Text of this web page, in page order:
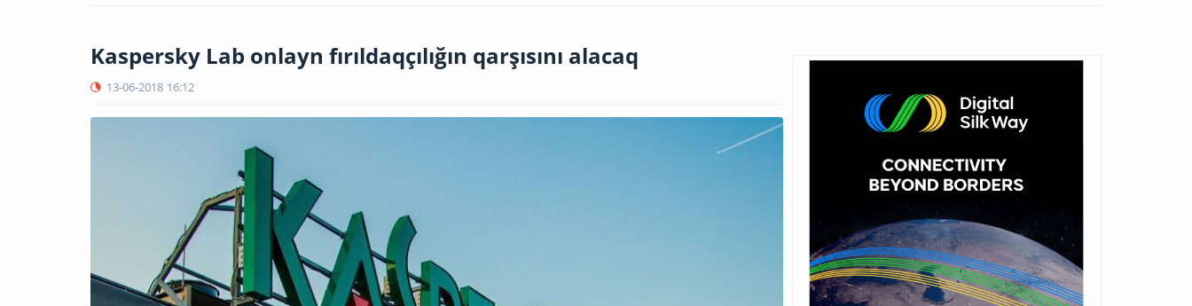
Kaspersky Lab onlayn fırıldaqçılığın qarşısını alacaq
13-06-2018 16:12